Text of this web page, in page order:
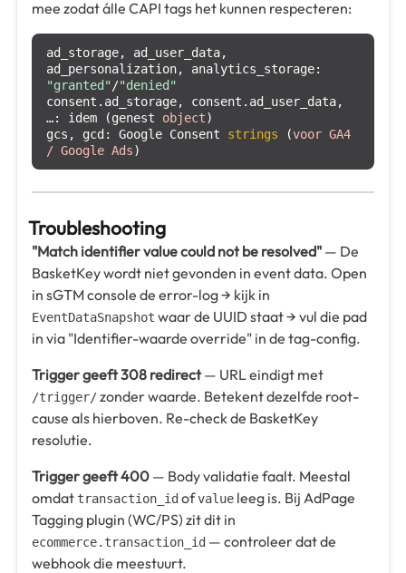
mee zodat álle CAPI tags het kunnen respecteren:
ad_storage, ad_user_data,
"granted" /"denied"
consent.ad_storage, consent.ad_user_data,
…: idem (genest object)
gcs, gcd: Google Consent strings (voor GA4
/ Google Ads
Troubleshooting
"Match identifier value could not be resolved" — De
BasketKey wordt niet gevonden in event data. Open
in sGTM console de error-log → kijk in
EventDataSnapshot waar de UUID staat → vul die pad
in via "Identifier-waarde override" in de tag-config.
Trigger geeft 308 redirect— URL eindigt met
/trigger/zonder waarde. Betekent dezelfde root-
cause als hierboven. Re-check de BasketKey
resolutie.
Trigger geeft 400 — Body validatie faalt. Meestal
omdat transaction_id ofvalue leeg is. Bij AdPage
Tagging plugin (WC/PS) zit dit in
ecommerce.transaction_id — controleer dat de
webhook die meestuurt.